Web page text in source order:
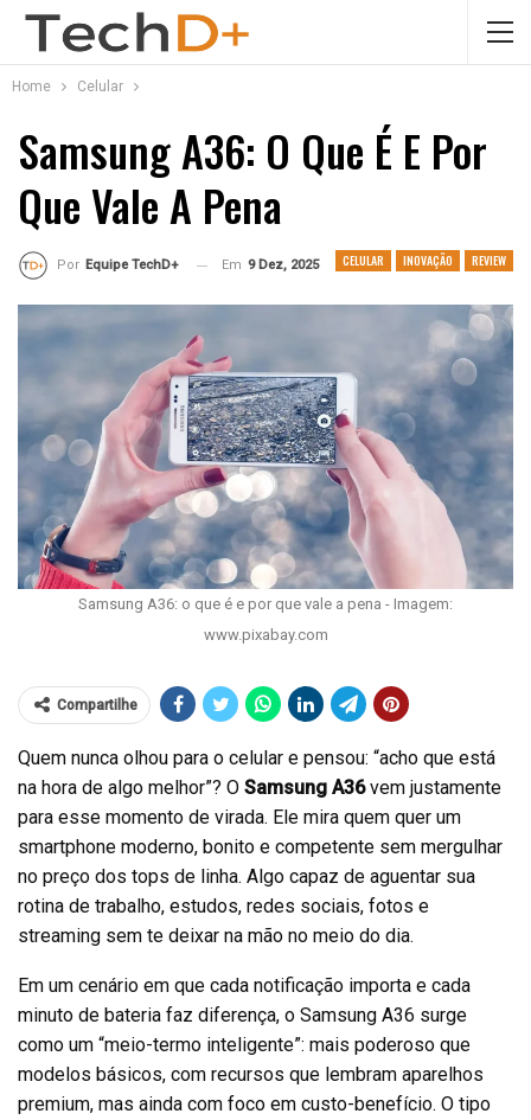
Home Celular
Samsung A36: O Que É E Por
Que Vale A Pena
CELULAR INOVAÇÃO REVIEW
Por Equipe TechD+ Em 9 Dez, 2025
Samsung A36: o que é e por que vale a pena - Imagem:
www.pixabay.com
Compartilhe
Quem nunca olhou para o celular e pensou: “acho que está
na hora de algo melhor”? O Samsung A36vem justamente
para esse momento de virada. Ele mira quem quer um
smartphone moderno, bonito e competente sem mergulhar
no preço dos tops de linha. Algo capaz de aguentar sua
rotina de trabalho, estudos, redes sociais, fotos e
streaming sem te deixar na mão no meio do dia.
Em um cenário em que cada notificação importa e cada
minuto de bateria faz diferença, o Samsung A36 surge
como um “meio-termo inteligente”: mais poderoso que
modelos básicos, com recursos que lembram aparelhos
premium, mas ainda com foco em custo-benefício. O tipo